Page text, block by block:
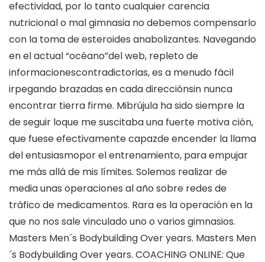
efectividad, por lo tanto cualquier carencia
nutricional o mal gimnasia no debemos compensarlo
con la toma de esteroides anabolizantes. Navegando
en el actual “océano”del web, repleto de
informacionescontradictorias, es a menudo fácil
irpegando brazadas en cada direcciónsin nunca
encontrar tierra firme. Mibrújula ha sido siempre la
de seguir loque me suscitaba una fuerte motiva ción,
que fuese efectivamente capazde encender la llama
del entusiasmopor el entrenamiento, para empujar
me más allá de mis límites. Solemos realizar de
media unas operaciones al año sobre redes de
tráfico de medicamentos. Rara es la operación en la
que no nos sale vinculado uno o varios gimnasios.
Masters Men´s Bodybuilding Over years. Masters Men
´s Bodybuilding Over years. COACHING ONLINE: Que